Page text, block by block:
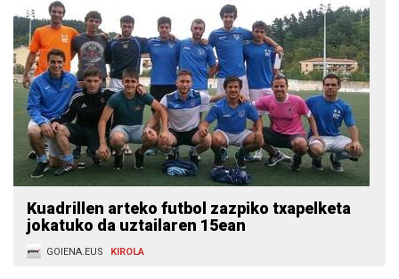
Kuadrillen arteko futbol zazpiko txapelketa
jokatuko da uztailaren 15ean
GOIENA.EUS KIROLA